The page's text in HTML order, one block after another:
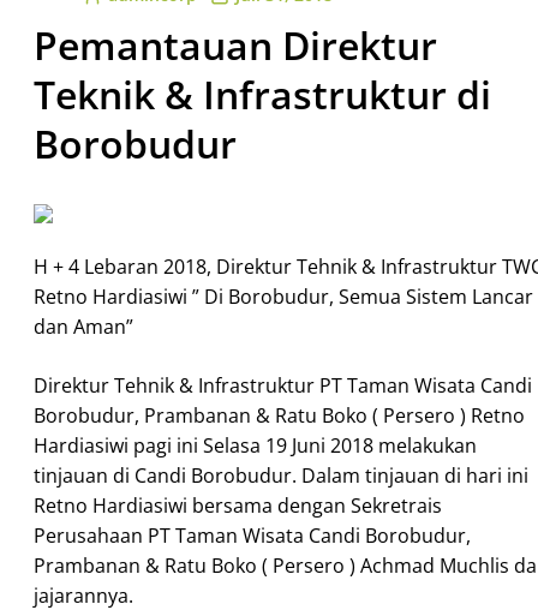
Pemantauan Direktur
Teknik & Infrastruktur di
Borobudur
H + 4 Lebaran 2018, Direktur Tehnik & Infrastruktur
Retno Hardiasiwi ” Di Borobudur, Semua Sistem Lancar
dan Aman”
Direktur Tehnik & Infrastruktur PT Taman Wisata Candi
Borobudur, Prambanan & Ratu Boko ( Persero ) Retno
Hardiasiwi pagi ini Selasa 19 Juni 2018 melakukan
tinjauan di Candi Borobudur. Dalam tinjauan di hari ini
Retno Hardiasiwi bersama dengan Sekretrais
Perusahaan PT Taman Wisata Candi Borobudur,
Prambanan & Ratu Boko ( Persero ) Achmad Muchlis
jajarannya.